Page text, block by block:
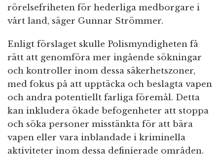
rörelsefriheten för hederliga medborgare i
vårt land, säger Gunnar Strömmer.
Enligt förslaget skulle Polismyndigheten få
rätt att genomföra mer ingående sökningar
och kontroller inom dessa säkerhetszoner,
med fokus på att upptäcka och beslagta vapen
och andra potentiellt farliga föremål. Detta
kan inkludera ökade befogenheter att stoppa
och söka personer misstänkta för att bära
vapen eller vara inblandade i kriminella
aktiviteter inom dessa definierade områden.